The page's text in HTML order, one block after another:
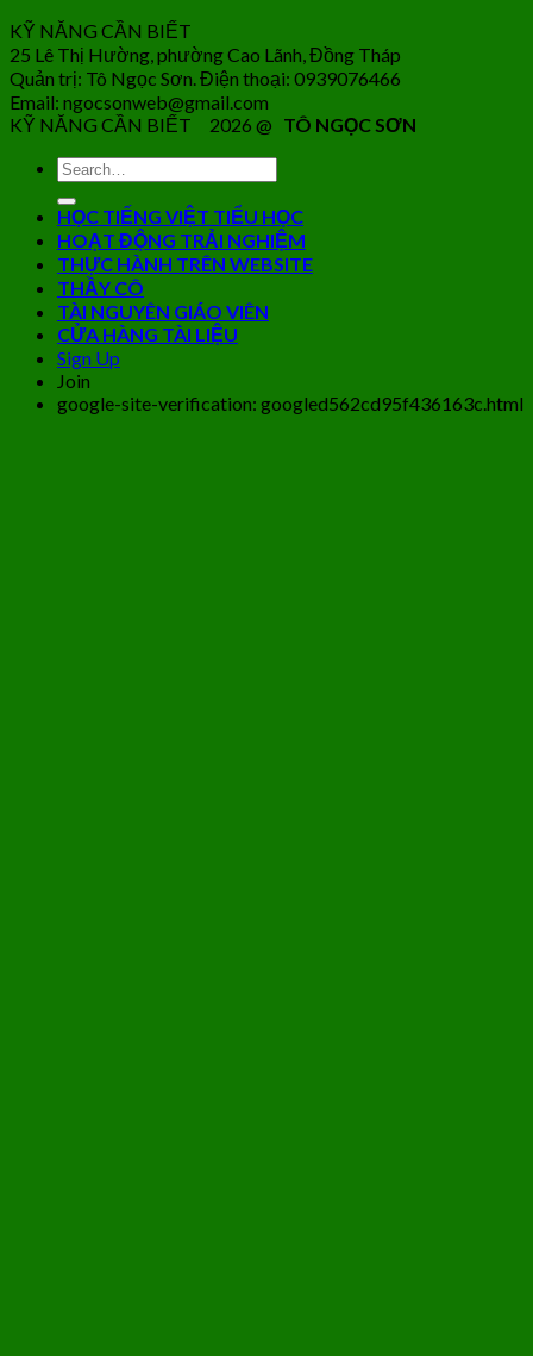
KỸ NĂNG CẦN BIẾT
25 Lê Thị Hường, phường Cao Lãnh, Đồng Tháp
Quản trị: Tô Ngọc Sơn. Điện thoại: 0939076466
Email: ngocsonweb@gmail.com
KỸ NĂNG CẦN BIẾT 2026 @ TÔ NGỌC SƠN
HỌC TIẾNG VIỆT TIỂU HỌC
HOẠT ĐỘNG TRẢI NGHIỆM
THỰC HÀNH TRÊN WEBSITE
THẦY CÔ
TÀI NGUYÊN GIÁO VIÊN
CỬA HÀNG TÀI LIỆU
Sign Up
Join
google-site-verification: googled562cd95f436163c.html